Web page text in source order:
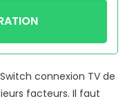
connexion TV de
facteurs. Il faut